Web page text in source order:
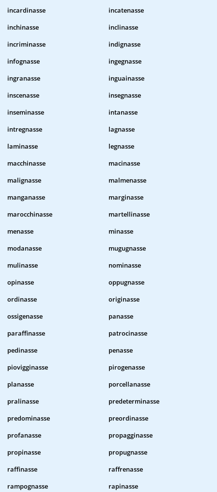
incardinasse
incatenasse
inchinasse
inclinasse
incriminasse
indignasse
infognasse
ingegnasse
ingranasse
inguainasse
inscenasse
insegnasse
inseminasse
intanasse
intregnasse
lagnasse
laminasse
legnasse
macchinasse
macinasse
malignasse
malmenasse
manganasse
marginasse
marocchinasse
martellinasse
menasse
minasse
modanasse
mugugnasse
mulinasse
nominasse
opinasse
oppugnasse
ordinasse
originasse
ossigenasse
panasse
paraffinasse
patrocinasse
pedinasse
penasse
piovigginasse
pirogenasse
planasse
porcellanasse
pralinasse
predeterminasse
predominasse
preordinasse
profanasse
propagginasse
propinasse
propugnasse
raffinasse
raffrenasse
rampognasse
rapinasse